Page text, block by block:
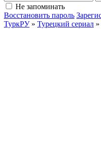
Не запоминать
Восстановить пароль
ТуркРУ» Турецкий сериал »